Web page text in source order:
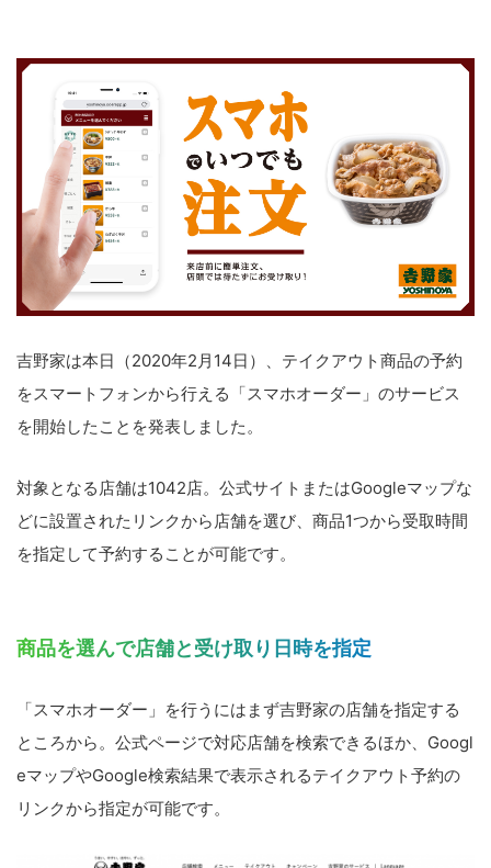
生から普及成長までを最前線で見てきた生き字引として
注目される。通信キャリアのニュースポータルの創業デ
スクとして数億PV事業に。世界最大IT系メディア（ス
ペイン）の元日本編集長、World Innovation Lab(WiL)
などを経て、現在、スタートアップ支援側の取り組みに
注力中。
吉野家は本日（2020年2月14日）、テイクアウト商品の予約
をスマートフォンから行える「スマホオーダー」のサービス
を開始したことを発表しました。
対象となる店舗は1042店。公式サイトまたはGoogleマップな
どに設置されたリンクから店舗を選び、商品1つから受取時間
を指定して予約することが可能です。
商品を選んで店舗と受け取り日時を指定
「スマホオーダー」を行うにはまず吉野家の店舗を指定する
ところから。公式ページで対応店舗を検索できるほか、Googl
eマップやGoogle検索結果で表示されるテイクアウト予約の
リンクから指定が可能です。
VR/AR
特集
Block Data Bank